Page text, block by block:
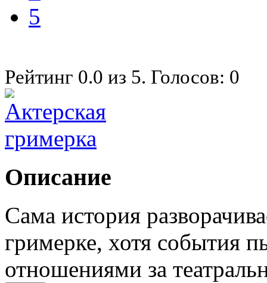
5
Рейтинг 0.0 из 5. Голосов: 0
Описание
Сама история
гримерке, хотя события
отношениями за